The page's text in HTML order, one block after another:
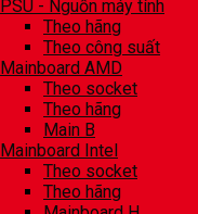
PSU - Nguồn máy tính
Theo hãng
Theo công suất
Mainboard AMD
Theo socket
Theo hãng
Main B
Mainboard Intel
Theo socket
Theo hãng